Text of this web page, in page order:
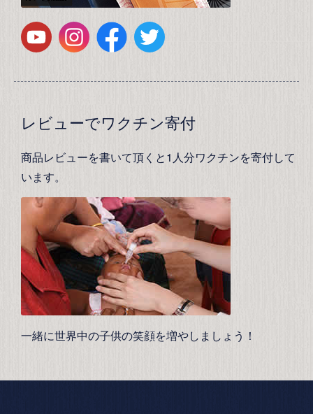
レビューでワクチン寄付
商品レビューを書いて頂くと1人分ワクチンを寄付して
います。
一緒に世界中の子供の笑顔を増やしましょう！